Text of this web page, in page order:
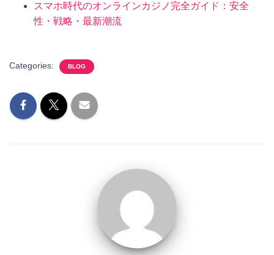
スマホ時代のオンラインカジノ完全ガイド：安全
性・戦略・最新潮流
Categories: BLOG